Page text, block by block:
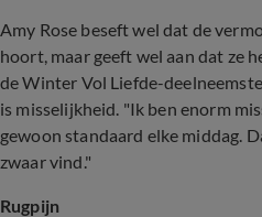
Amy Rose beseft wel dat de
hoort, maar geeft wel aan dat ze
de Winter Vol Liefde-
is misselijkheid. "Ik ben enorm
gewoon standaard elke middag.
zwaar vind."
Rugpijn